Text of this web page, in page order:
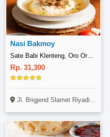
Nasi Bakmoy
Sate Babi Klenteng, Oro Oro Dowo
Rp. 31,300
Jl. Brigjend Slamet Riyadi No. 95